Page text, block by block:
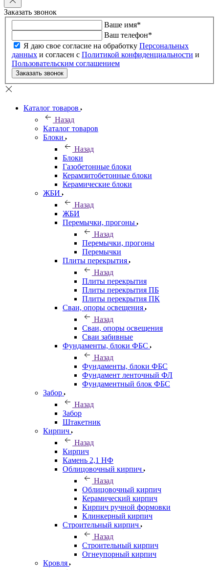
Заказать звонок
Ваше имя*
Ваш телефон*
Я даю свое согласие на обработку Персональных
данных и согласен с Политикой конфиденциальности и
Пользовательским соглашением
Заказать звонок
Каталог товаров
Назад
Каталог товаров
Блоки
Назад
Блоки
Газобетонные блоки
Керамзитобетонные блоки
Керамические блоки
ЖБИ
Назад
ЖБИ
Перемычки, прогоны
Назад
Перемычки, прогоны
Перемычки
Плиты перекрытия
Назад
Плиты перекрытия
Плиты перекрытия ПБ
Плиты перекрытия ПК
Сваи, опоры освещения
Назад
Сваи, опоры освещения
Сваи забивные
Фундаменты, блоки ФБС
Назад
Фундаменты, блоки ФБС
Фундамент ленточный ФЛ
Фундаментный блок ФБС
Забор
Назад
Забор
Штакетник
Кирпич
Назад
Кирпич
Камень 2,1 НФ
Облицовочный кирпич
Назад
Облицовочный кирпич
Керамический кирпич
Кирпич ручной формовки
Клинкерный кирпич
Строительный кирпич
Назад
Строительный кирпич
Огнеупорный кирпич
Кровля